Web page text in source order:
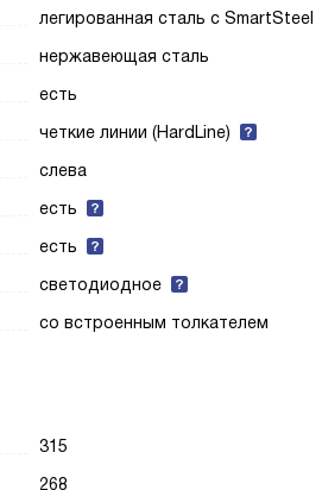
легированная сталь с SmartSteel
нержавеющая сталь
есть
четкие линии (HardLine)
слева
есть
есть
светодиодное
со встроенным толкателем
315
268